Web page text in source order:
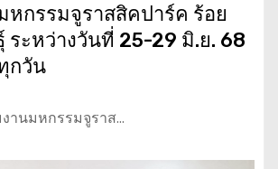
กรรมจูราสสิคปาร์ค ร้อย
ระหว่างวันที่ 25-29 มิ.ย. 68
กวัน
านมหกรรมจูราส…